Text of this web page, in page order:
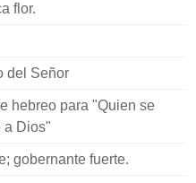
flor.
del Señor
hebreo para "Quien se
a Dios"
gobernante fuerte.